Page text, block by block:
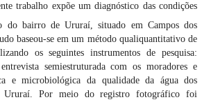
trabalho expõe um diagnóstico das condições
do bairro de Ururaí, situado em Campos dos
baseou-se em um método qualiquantitativo de
os seguintes instrumentos de pesquisa:
semiestruturada com os moradores e
e microbiológica da qualidade da água dos
Por meio do registro fotográfico foi